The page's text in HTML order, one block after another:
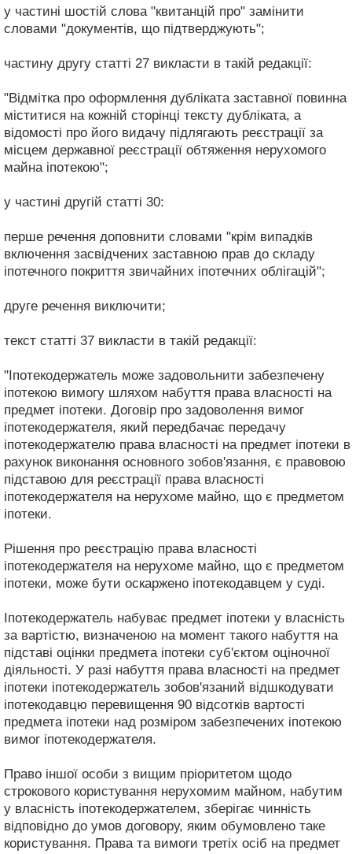
у частині шостій слова "квитанцій про" замінити
словами "документів, що підтверджують";
частину другу статті 27 викласти в такій редакції:
"Відмітка про оформлення дубліката заставної повинна
міститися на кожній сторінці тексту дубліката, а
відомості про його видачу підлягають реєстрації за
місцем державної реєстрації обтяження нерухомого
майна іпотекою";
у частині другій статті 30:
перше речення доповнити словами "крім випадків
включення засвідчених заставною прав до складу
іпотечного покриття звичайних іпотечних облігацій";
друге речення виключити;
текст статті 37 викласти в такій редакції:
"Іпотекодержатель може задовольнити забезпечену
іпотекою вимогу шляхом набуття права власності на
предмет іпотеки. Договір про задоволення вимог
іпотекодержателя, який передбачає передачу
іпотекодержателю права власності на предмет іпотеки в
рахунок виконання основного зобов'язання, є правовою
підставою для реєстрації права власності
іпотекодержателя на нерухоме майно, що є предметом
іпотеки.
Рішення про реєстрацію права власності
іпотекодержателя на нерухоме майно, що є предметом
іпотеки, може бути оскаржено іпотекодавцем у суді.
Іпотекодержатель набуває предмет іпотеки у власність
за вартістю, визначеною на момент такого набуття на
підставі оцінки предмета іпотеки суб'єктом оціночної
діяльності. У разі набуття права власності на предмет
іпотеки іпотекодержатель зобов'язаний відшкодувати
іпотекодавцю перевищення 90 відсотків вартості
предмета іпотеки над розміром забезпечених іпотекою
вимог іпотекодержателя.
Право іншої особи з вищим пріоритетом щодо
строкового користування нерухомим майном, набутим
у власність іпотекодержателем, зберігає чинність
відповідно до умов договору, яким обумовлено таке
користування. Права та вимоги третіх осіб на предмет